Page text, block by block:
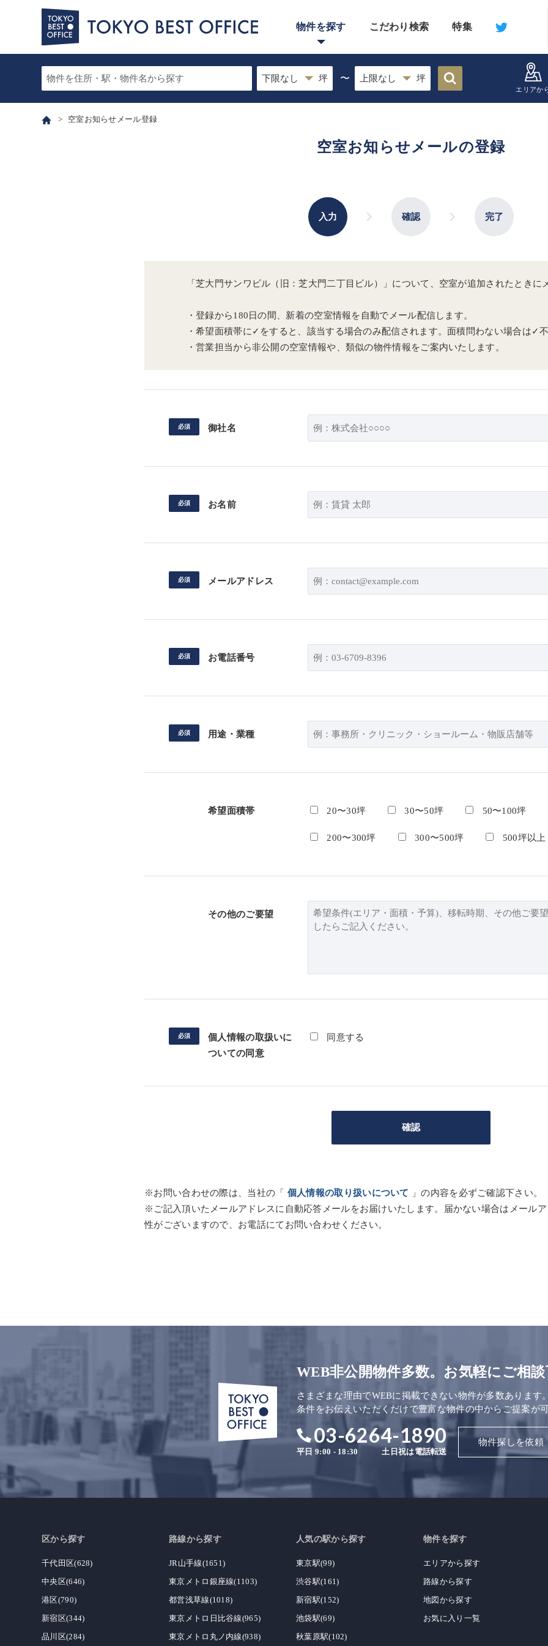
物件を探す こだわり検索 特集
エリアか
〜
空室お知らせメール登録
空室お知らせメールの登録
入力 確認 完了
「芝大門サンワビル（旧：芝大門二丁目ビル）」について、空室が追加されたときに
・登録から180日の間、新着の空室情報を自動でメール配信します。
・希望面積帯に✓をすると、該当する場合のみ配信されます。面積問わない場合は✓不
・営業担当から非公開の空室情報や、類似の物件情報をご案内いたします。
御社名
お名前
メールアドレス
お電話番号
用途・業種
希望面積帯 20〜30坪 30〜50坪 50〜100坪
200〜300坪 300〜500坪 500坪以上
その他のご要望
個人情報の取扱いに
ついての同意
同意する
※お問い合わせの際は、当社の「 個人情報の取り扱いについて
」の内容を必ずご確認下さい。
※ご記入頂いたメールアドレスに自動応答メールをお届けいたします。届かない場合はメール
性がございますので、お電話にてお問い合わせください。
WEB非公開物件多数。お気軽にご相談
さまざまな理由でWEBに掲載できない物件が多数あります。
条件をお伝えいただくだけで豊富な物件の中からご提案が可
03-6264-1890
平日 9:00 - 18:30 土日祝は電話転送
物件探しを依頼
区から探す
千代田区(628)
中央区(646)
港区(790)
新宿区(344)
品川区(284)
路線から探す
JR山手線(1651)
東京メトロ銀座線(1103)
都営浅草線(1018)
東京メトロ日比谷線(965)
東京メトロ丸ノ内線(938)
人気の駅から探す
東京駅(99)
渋谷駅(161)
新宿駅(152)
池袋駅(69)
秋葉原駅(102)
物件を探す
エリアから探す
路線から探す
地図から探す
お気に入り一覧